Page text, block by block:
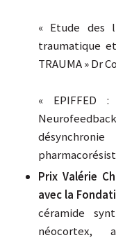
« Etude des
traumatique
TRAUMA » Dr
« EPIFFED
Prix Valérie
avec la
céramide
néocortex,